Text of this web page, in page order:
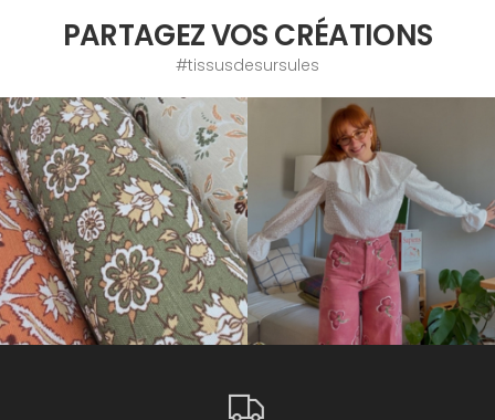
PARTAGEZ VOS CRÉATIONS
#tissusdesursules